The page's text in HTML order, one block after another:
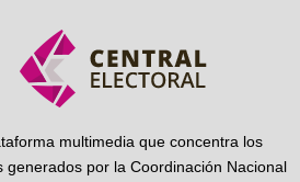
multimedia que concentra los
generados por la Coordinación Nacional